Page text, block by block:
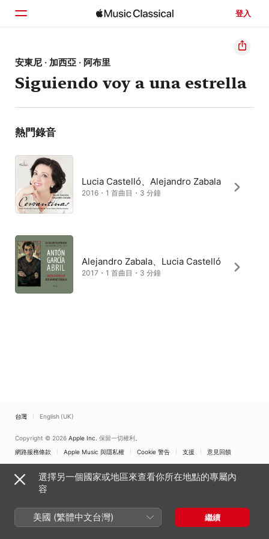
登入
首頁
瀏覽
搜尋
安東尼 · 加西亞 · 阿布里
Siguiendo voy a una estrella
熱門錄音
Lucia Castelló、Alejandro Zabala
2016・1 首曲目・3 分鐘
Alejandro Zabala、Lucia Castelló
2017・1 首曲目・3 分鐘
台灣 English (UK)
Copyright © 2026 Apple Inc. 保留一切權利。
網路服務條款
Apple Music 與隱私權 Cookie 警告 支援 意見回饋
選擇另一個國家或地區來查看你所在地點的專屬內
容
美國 (繁體中文台灣) 繼續